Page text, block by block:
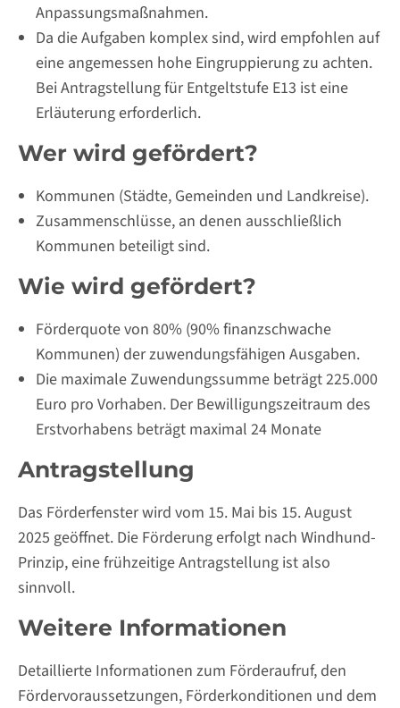
Anpassungsmaßnahmen.
Da die Aufgaben komplex sind, wird empfohlen auf
eine angemessen hohe Eingruppierung zu achten.
Bei Antragstellung für Entgeltstufe E13 ist eine
Erläuterung erforderlich.
Wer wird gefördert?
Kommunen (Städte, Gemeinden und Landkreise).
Zusammenschlüsse, an denen ausschließlich
Kommunen beteiligt sind.
Wie wird gefördert?
Förderquote von 80% (90% finanzschwache
Kommunen) der zuwendungsfähigen Ausgaben.
Die maximale Zuwendungssumme beträgt 225.000
Euro pro Vorhaben. Der Bewilligungszeitraum des
Erstvorhabens beträgt maximal 24 Monate
Antragstellung
Das Förderfenster wird vom 15. Mai bis 15. August
2025 geöffnet. Die Förderung erfolgt nach Windhund-
Prinzip, eine frühzeitige Antragstellung ist also
sinnvoll.
Weitere Informationen
Detaillierte Informationen zum Förderaufruf, den
Fördervoraussetzungen, Förderkonditionen und dem